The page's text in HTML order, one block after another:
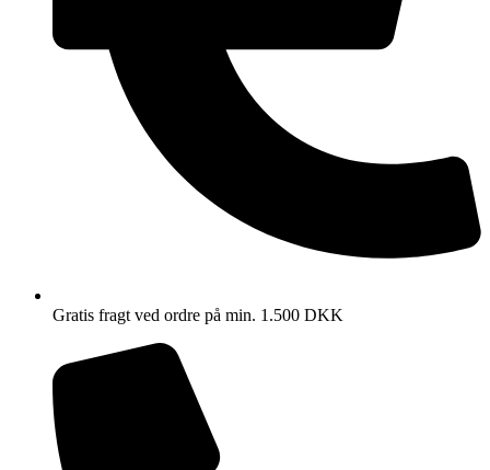
Gratis fragt ved ordre på min. 1.500 DKK